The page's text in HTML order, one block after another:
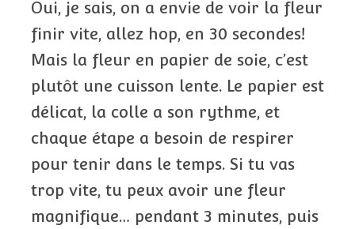
Oui, je sais, on a envie de voir la fleur
finir vite, allez hop, en 30 secondes!
Mais la fleur en papier de soie, c’est
plutôt une cuisson lente. Le papier est
délicat, la colle a son rythme, et
chaque étape a besoin de respirer
pour tenir dans le temps. Si tu vas
trop vite, tu peux avoir une fleur
magnifique… pendant 3 minutes, puis